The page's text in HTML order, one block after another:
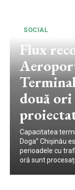
SOCIAL
Flux
două ori
Capacitatea
Doga” Chișinău
perioadele cu
oră sunt procesați